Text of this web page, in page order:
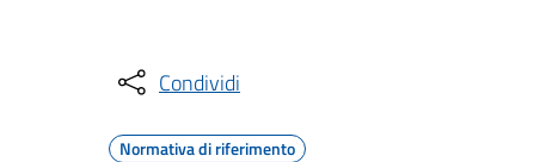
Condividi
Normativa di riferimento